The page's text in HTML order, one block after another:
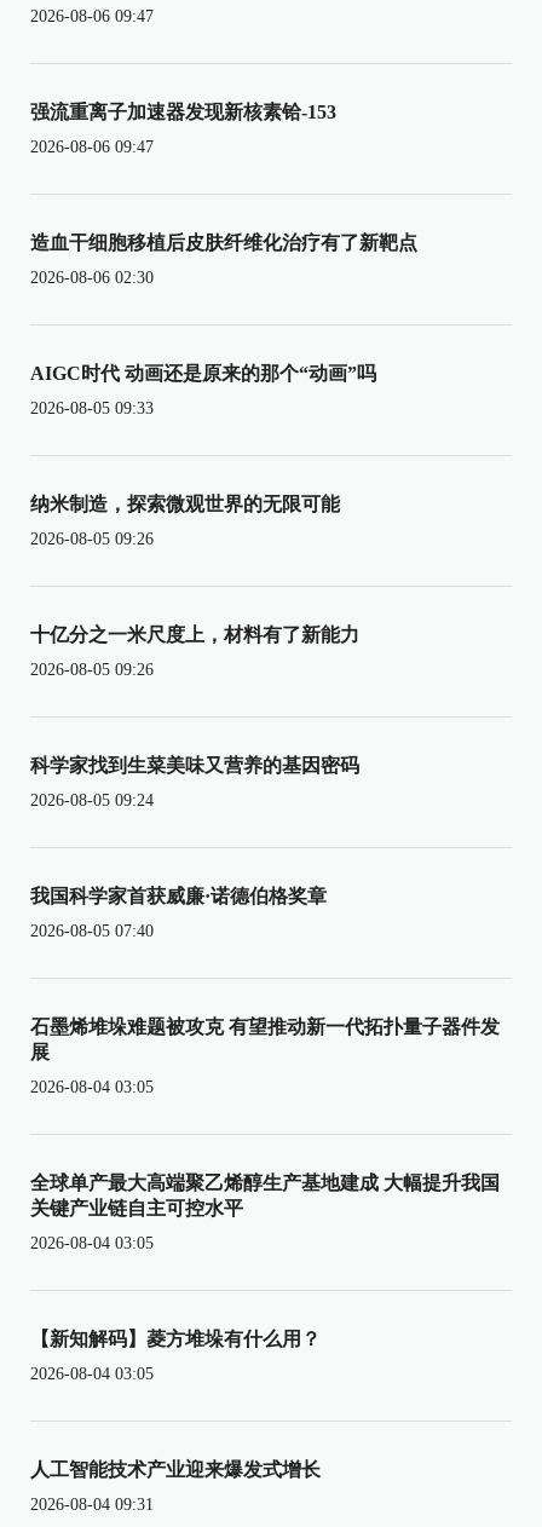
2026-08-06 09:47
强流重离子加速器发现新核素铪-153
2026-08-06 09:47
造血干细胞移植后皮肤纤维化治疗有了新靶点
2026-08-06 02:30
AIGC时代 动画还是原来的那个“动画”吗
2026-08-05 09:33
纳米制造，探索微观世界的无限可能
2026-08-05 09:26
十亿分之一米尺度上，材料有了新能力
2026-08-05 09:26
科学家找到生菜美味又营养的基因密码
2026-08-05 09:24
我国科学家首获威廉·诺德伯格奖章
2026-08-05 07:40
石墨烯堆垛难题被攻克 有望推动新一代拓扑量子器件发
展
2026-08-04 03:05
全球单产最大高端聚乙烯醇生产基地建成 大幅提升我国
关键产业链自主可控水平
2026-08-04 03:05
【新知解码】菱方堆垛有什么用？
2026-08-04 03:05
人工智能技术产业迎来爆发式增长
2026-08-04 09:31